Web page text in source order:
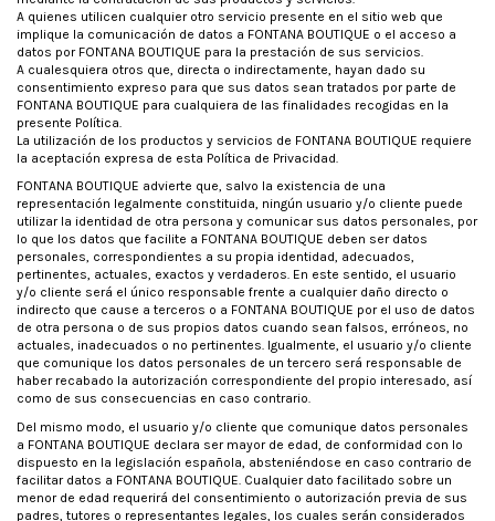
A quienes utilicen cualquier otro servicio presente en el sitio web que
implique la comunicación de datos a FONTANA BOUTIQUE o el acceso a
datos por FONTANA BOUTIQUE para la prestación de sus servicios.
A cualesquiera otros que, directa o indirectamente, hayan dado su
consentimiento expreso para que sus datos sean tratados por parte de
FONTANA BOUTIQUE para cualquiera de las finalidades recogidas en la
presente Política.
La utilización de los productos y servicios de FONTANA BOUTIQUE requiere
la aceptación expresa de esta Política de Privacidad.
FONTANA BOUTIQUE advierte que, salvo la existencia de una
representación legalmente constituida, ningún usuario y/o cliente puede
utilizar la identidad de otra persona y comunicar sus datos personales, por
lo que los datos que facilite a FONTANA BOUTIQUE deben ser datos
personales, correspondientes a su propia identidad, adecuados,
pertinentes, actuales, exactos y verdaderos. En este sentido, el usuario
y/o cliente será el único responsable frente a cualquier daño directo o
indirecto que cause a terceros o a FONTANA BOUTIQUE por el uso de datos
de otra persona o de sus propios datos cuando sean falsos, erróneos, no
actuales, inadecuados o no pertinentes. Igualmente, el usuario y/o cliente
que comunique los datos personales de un tercero será responsable de
haber recabado la autorización correspondiente del propio interesado, así
como de sus consecuencias en caso contrario.
Del mismo modo, el usuario y/o cliente que comunique datos personales
a FONTANA BOUTIQUE declara ser mayor de edad, de conformidad con lo
dispuesto en la legislación española, absteniéndose en caso contrario de
facilitar datos a FONTANA BOUTIQUE. Cualquier dato facilitado sobre un
menor de edad requerirá del consentimiento o autorización previa de sus
padres, tutores o representantes legales, los cuales serán considerados